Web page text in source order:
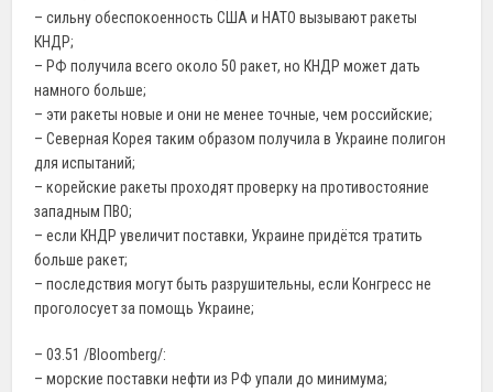
– сильну обеспокоенность США и НАТО вызывают ракеты
КНДР;
– РФ получила всего около 50 ракет, но КНДР может дать
намного больше;
– эти ракеты новые и они не менее точные, чем российские;
– Северная Корея таким образом получила в Украине полигон
для испытаний;
– корейские ракеты проходят проверку на противостояние
западным ПВО;
– если КНДР увеличит поставки, Украине придётся тратить
больше ракет;
– последствия могут быть разрушительны, если Конгресс не
проголосует за помощь Украине;
– 03.51 /Bloomberg/:
– морские поставки нефти из РФ упали до минимума;